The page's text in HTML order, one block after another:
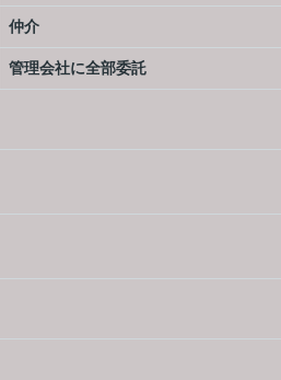
仲介
管理会社に全部委託